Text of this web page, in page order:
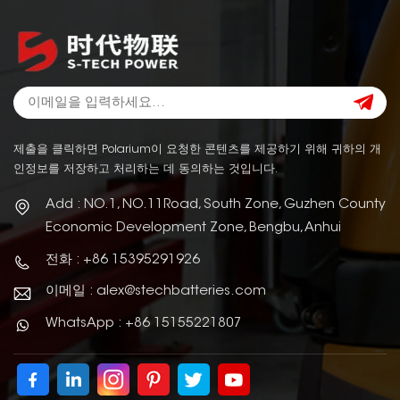
제출을 클릭하면 Polarium이 요청한 콘텐츠를 제공하기 위해 귀하의 개
인정보를 저장하고 처리하는 데 동의하는 것입니다.
Add : NO.1, NO.11Road, South Zone, Guzhen County
Economic Development Zone, Bengbu, Anhui
전화 : +86 15395291926
이메일 : alex@stechbatteries.com
WhatsApp : +86 15155221807